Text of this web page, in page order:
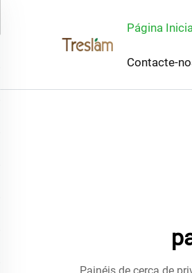
Página
Contacte-